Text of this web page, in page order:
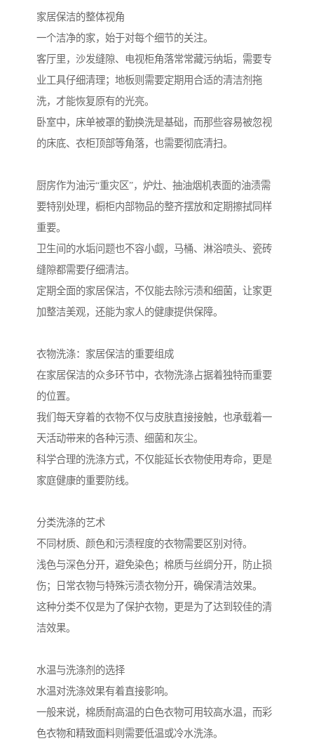
家居保洁的整体视角
一个洁净的家，始于对每个细节的关注。
客厅里，沙发缝隙、电视柜角落常常藏污纳垢，需要专
业工具仔细清理；地板则需要定期用合适的清洁剂拖
洗，才能恢复原有的光亮。
卧室中，床单被罩的勤换洗是基础，而那些容易被忽视
的床底、衣柜顶部等角落，也需要彻底清扫。
厨房作为油污“重灾区”，炉灶、抽油烟机表面的油渍需
要特别处理，橱柜内部物品的整齐摆放和定期擦拭同样
重要。
卫生间的水垢问题也不容小觑，马桶、淋浴喷头、瓷砖
缝隙都需要仔细清洁。
定期全面的家居保洁，不仅能去除污渍和细菌，让家更
加整洁美观，还能为家人的健康提供保障。
衣物洗涤：家居保洁的重要组成
在家居保洁的众多环节中，衣物洗涤占据着独特而重要
的位置。
我们每天穿着的衣物不仅与皮肤直接接触，也承载着一
天活动带来的各种污渍、细菌和灰尘。
科学合理的洗涤方式，不仅能延长衣物使用寿命，更是
家庭健康的重要防线。
分类洗涤的艺术
不同材质、颜色和污渍程度的衣物需要区别对待。
浅色与深色分开，避免染色；棉质与丝绸分开，防止损
伤；日常衣物与特殊污渍衣物分开，确保清洁效果。
这种分类不仅是为了保护衣物，更是为了达到较佳的清
洁效果。
水温与洗涤剂的选择
水温对洗涤效果有着直接影响。
一般来说，棉质耐高温的白色衣物可用较高水温，而彩
色衣物和精致面料则需要低温或冷水洗涤。